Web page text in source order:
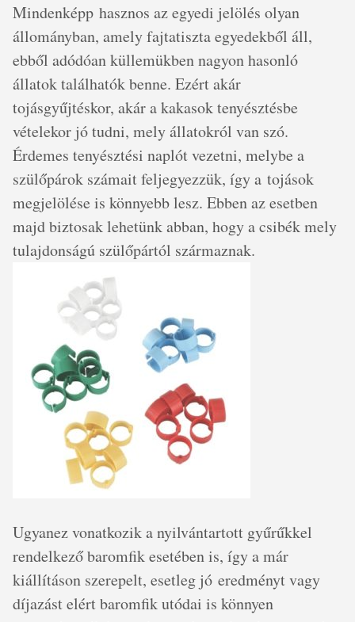
Mindenképp hasznos az egyedi jelölés olyan
állományban, amely fajtatiszta egyedekből áll,
ebből adódóan küllemükben nagyon hasonló
állatok találhatók benne. Ezért akár
tojásgyűjtéskor, akár a kakasok tenyésztésbe
vételekor jó tudni, mely állatokról van szó.
Érdemes tenyésztési naplót vezetni, melybe a
szülőpárok számait feljegyezzük, így a tojások
megjelölése is könnyebb lesz. Ebben az esetben
majd biztosak lehetünk abban, hogy a csibék mely
tulajdonságú szülőpártól származnak.
Ugyanez vonatkozik a nyilvántartott gyűrűkkel
rendelkező baromfik esetében is, így a már
kiállításon szerepelt, esetleg jó eredményt vagy
díjazást elért baromfik utódai is könnyen